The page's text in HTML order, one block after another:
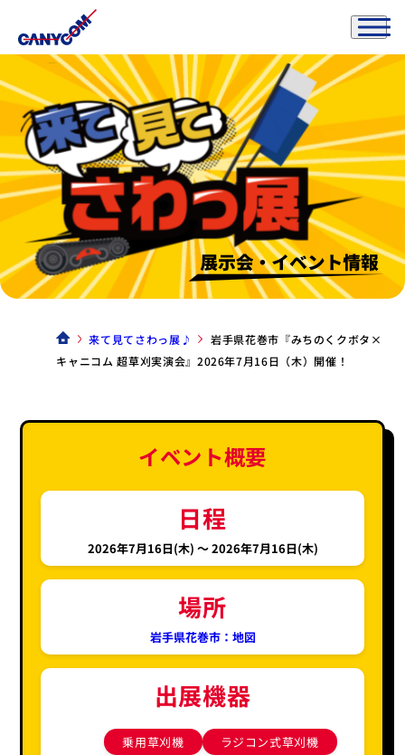
来て見てさわっ展♪
岩手県花巻市『みちのくクボタ×
キャニコム 超草刈実演会』2026年7月16日（木）開催！
イベント概要
日程
2026年7月16日(木) 〜2026年7月16日(木)
場所
岩手県花巻市：地図
出展機器
乗用草刈機 ラジコン式草刈機